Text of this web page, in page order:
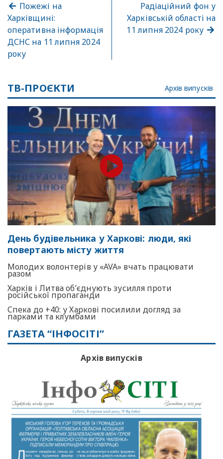
Пожежі на
Харківщині:
оперативна інформація
ДСНС на 11 липня 2024
року
Радіаційний фон у
Харківській області на
11 липня 2024 року
ТВ-ПРОЄКТИ Архів випусків
День будівельника у Харкові: люди, які
повертають місту життя
Молодих волонтерів у «AVA» вчать працювати
разом
Харків і Литва об’єднують зусилля проти
російської пропаганди
Спека до +40: у Харкові посилили догляд за
парками та клумбами
ГАЗЕТА “ІНФОСІТІ”
Архів випусків